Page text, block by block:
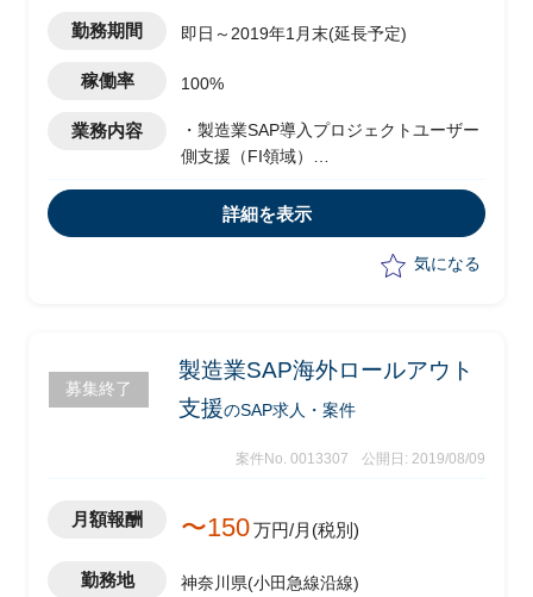
勤務期間 即日～2019年1月末(延長予定)
稼働率 100%
業務内容
・製造業SAP導入プロジェクトユーザー
側支援（FI領域）
詳細を表示
気になる
募集終了
製造業SAP海外ロールアウト
支援のSAP求人・案件
案件No. 0013307 公開日: 2019/08/09
月額報酬 〜150万円/月(税別)
勤務地 神奈川県(小田急線沿線)